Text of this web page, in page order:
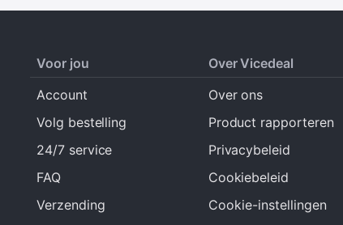
Voor jou
Account
Volg bestelling
24/7 service
FAQ
Verzending
Over Vicedeal
Over ons
Product rapporteren
Privacybeleid
Cookiebeleid
Cookie-instellingen